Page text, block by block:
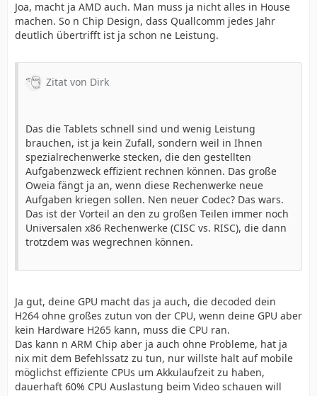
Joa, macht ja AMD auch. Man muss ja nicht alles in House
machen. So n Chip Design, dass Quallcomm jedes Jahr
deutlich übertrifft ist ja schon ne Leistung.
Zitat von Dirk
Das die Tablets schnell sind und wenig Leistung
brauchen, ist ja kein Zufall, sondern weil in Ihnen
spezialrechenwerke stecken, die den gestellten
Aufgabenzweck effizient rechnen können. Das große
Oweia fängt ja an, wenn diese Rechenwerke neue
Aufgaben kriegen sollen. Nen neuer Codec? Das wars.
Das ist der Vorteil an den zu großen Teilen immer noch
Universalen x86 Rechenwerke (CISC vs. RISC), die dann
trotzdem was wegrechnen können.
Ja gut, deine GPU macht das ja auch, die decoded dein
H264 ohne großes zutun von der CPU, wenn deine GPU aber
kein Hardware H265 kann, muss die CPU ran.
Das kann n ARM Chip aber ja auch ohne Probleme, hat ja
nix mit dem Befehlssatz zu tun, nur willste halt auf mobile
möglichst effiziente CPUs um Akkulaufzeit zu haben,
dauerhaft 60% CPU Auslastung beim Video schauen will